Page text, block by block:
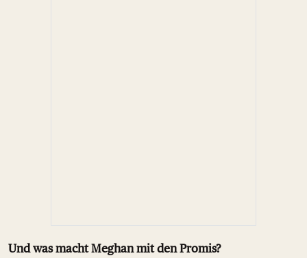
Und was macht Meghan mit den Promis?